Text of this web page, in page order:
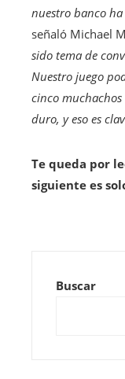
nuestro banco
señaló Michael
sido tema de
Nuestro juego
cinco
duro, y eso es
Te queda por
siguiente es
Buscar